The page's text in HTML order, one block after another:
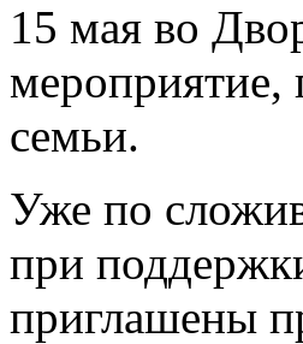
15 мая во
семьи.
Уже по
при
приглашены